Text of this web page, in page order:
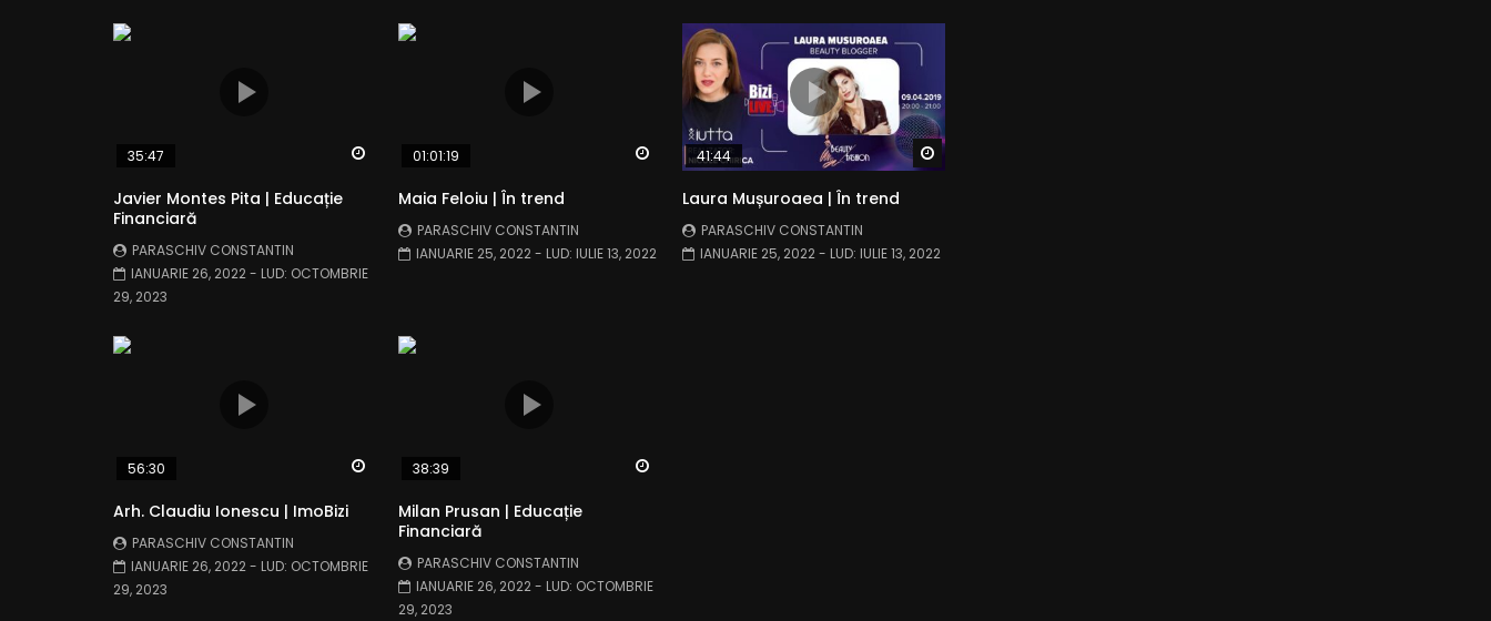
Watch Later
35:47
Javier Montes Pita | Educație
Financiară
PARASCHIV CONSTANTIN
IANUARIE 26, 2022- LUD: OCTOMBRIE
29, 2023
Watch Later
01:01:19
Maia Feloiu | În trend
PARASCHIV CONSTANTIN
IANUARIE 25, 2022- LUD: IULIE 13, 2022
Watch Later
41:44
Laura Mușuroaea | În trend
PARASCHIV CONSTANTIN
IANUARIE 25, 2022- LUD: IULIE 13, 2022
Watch Later
56:30
Arh. Claudiu Ionescu | ImoBizi
PARASCHIV CONSTANTIN
IANUARIE 26, 2022- LUD: OCTOMBRIE
29, 2023
38:39
Milan Prusan | Educație
Financiară
PARASCHIV CONSTANTIN
IANUARIE 26, 2022- LUD: OCTOMBRIE
29, 2023